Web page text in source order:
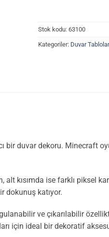
Stok kodu: 63100
Kategoriler: Duvar
bir duvar dekoru. Minecraft
kısımda ise farklı piksel
dokunuş katıyor.
ve çıkarılabilir
için ideal bir dekoratif